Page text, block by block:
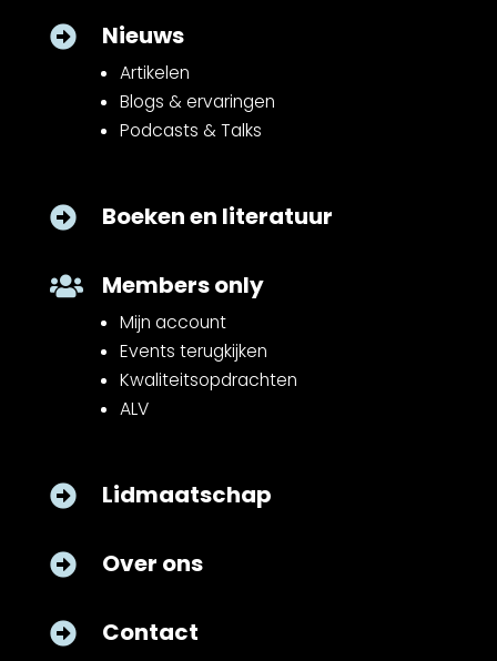
 Nieuws
Artikelen
Blogs & ervaringen
Podcasts & Talks
 Boeken en literatuur
 Members only
Mijn account
Events terugkijken
Kwaliteitsopdrachten
ALV
 Lidmaatschap
 Over ons
 Contact